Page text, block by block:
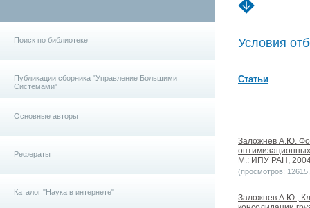
Поиск по библиотеке
Публикации сборника "Управление Большими
Системами"
Основные авторы
Рефераты
Каталог "Наука в интернете"
Условия
Статьи
Заложнев А.Ю.
М.: ИПУ РАН,
(просмотров:
Заложнев А.Ю.,